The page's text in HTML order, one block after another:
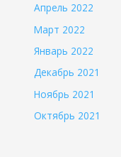
Апрель 2022
Март 2022
Январь 2022
Декабрь 2021
Ноябрь 2021
Октябрь 2021